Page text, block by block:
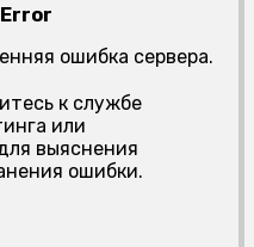
ошибка сервера.
к службе
или
выяснения
ошибки.